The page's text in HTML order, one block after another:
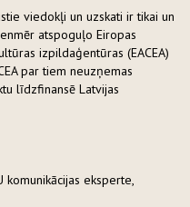
viedokļi un uzskati ir tikai un
atspoguļo Eiropas
izpildaģentūras (EACEA)
par tiem neuzņemas
līdzfinansē Latvijas
komunikācijas eksperte,